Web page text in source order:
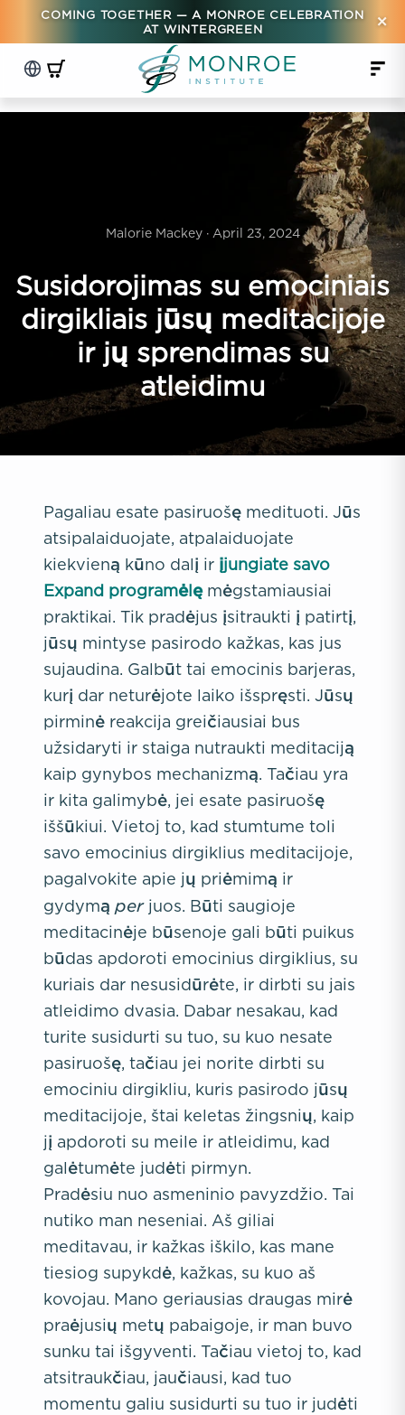
COMING TOGETHER — A MONROE CELEBRATION
AT WINTERGREEN
×
Malorie Mackey · April 23, 2024
Susidorojimas su emociniais
dirgikliais jūsų meditacijoje
ir jų sprendimas su
atleidimu
Pagaliau esate pasiruošę medituoti. Jūs
atsipalaiduojate, atpalaiduojate
kiekvieną kūno dalį ir įjungiate savo
Expand programėlęmėgstamiausiai
praktikai. Tik pradėjus įsitraukti į patirtį,
jūsų mintyse pasirodo kažkas, kas jus
sujaudina. Galbūt tai emocinis barjeras,
kurį dar neturėjote laiko išspręsti. Jūsų
pirminė reakcija greičiausiai bus
užsidaryti ir staiga nutraukti meditaciją
kaip gynybos mechanizmą. Tačiau yra
ir kita galimybė, jei esate pasiruošę
iššūkiui. Vietoj to, kad stumtume toli
savo emocinius dirgiklius meditacijoje,
pagalvokite apie jų priėmimą ir
gydymą perjuos. Būti saugioje
meditacinėje būsenoje gali būti puikus
būdas apdoroti emocinius dirgiklius, su
kuriais dar nesusidūrėte, ir dirbti su jais
atleidimo dvasia. Dabar nesakau, kad
turite susidurti su tuo, su kuo nesate
pasiruošę, tačiau jei norite dirbti su
emociniu dirgikliu, kuris pasirodo jūsų
meditacijoje, štai keletas žingsnių, kaip
jį apdoroti su meile ir atleidimu, kad
galėtumėte judėti pirmyn.
Pradėsiu nuo asmeninio pavyzdžio. Tai
nutiko man neseniai. Aš giliai
meditavau, ir kažkas iškilo, kas mane
tiesiog supykdė, kažkas, su kuo aš
kovojau. Mano geriausias draugas mirė
praėjusių metų pabaigoje, ir man buvo
sunku tai išgyventi. Tačiau vietoj to, kad
atsitraukčiau, jaučiausi, kad tuo
momentu galiu susidurti su tuo ir judėti